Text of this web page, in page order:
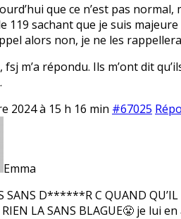
que ce n’est pas
119 sachant que je suis
alors non, je ne les
fsj m’a répondu. Ils m’ont dit
2024 à 15 h 16 min #67025
Emma
SANS D******R C QUAND QU’IL
RIEN LA SANS BLAGUE😤 je lui